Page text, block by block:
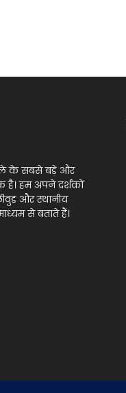
के सबसे बड़े और
है। हम अपने दर्शकों
और स्थानीय
से बताते हैं।